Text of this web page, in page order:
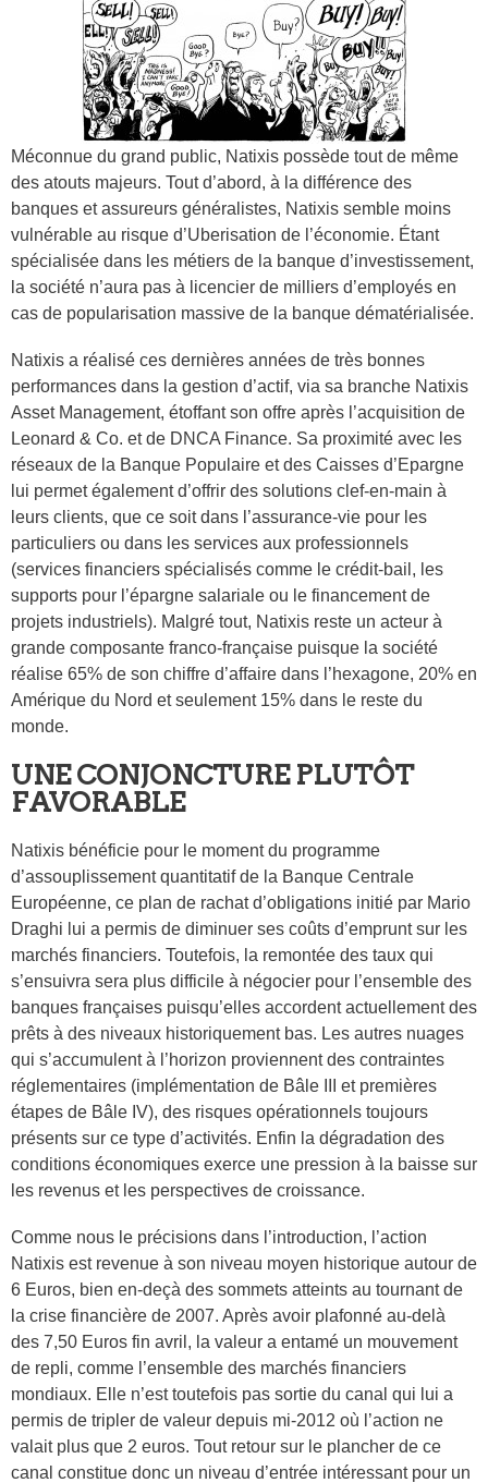
Méconnue du grand public, Natixis possède tout de même
des atouts majeurs. Tout d’abord, à la différence des
banques et assureurs généralistes, Natixis semble moins
vulnérable au risque d’Uberisation de l’économie. Étant
spécialisée dans les métiers de la banque d’investissement,
la société n’aura pas à licencier de milliers d’employés en
cas de popularisation massive de la banque dématérialisée.
Natixis a réalisé ces dernières années de très bonnes
performances dans la gestion d’actif, via sa branche Natixis
Asset Management, étoffant son offre après l’acquisition de
Leonard & Co. et de DNCA Finance. Sa proximité avec les
réseaux de la Banque Populaire et des Caisses d’Epargne
lui permet également d’offrir des solutions clef-en-main à
leurs clients, que ce soit dans l’assurance-vie pour les
particuliers ou dans les services aux professionnels
(services financiers spécialisés comme le crédit-bail, les
supports pour l’épargne salariale ou le financement de
projets industriels). Malgré tout, Natixis reste un acteur à
grande composante franco-française puisque la société
réalise 65% de son chiffre d’affaire dans l’hexagone, 20% en
Amérique du Nord et seulement 15% dans le reste du
monde.
UNE CONJONCTURE PLUTÔT
FAVORABLE
Natixis bénéficie pour le moment du programme
d’assouplissement quantitatif de la Banque Centrale
Européenne, ce plan de rachat d’obligations initié par Mario
Draghi lui a permis de diminuer ses coûts d’emprunt sur les
marchés financiers. Toutefois, la remontée des taux qui
s’ensuivra sera plus difficile à négocier pour l’ensemble des
banques françaises puisqu’elles accordent actuellement des
prêts à des niveaux historiquement bas. Les autres nuages
qui s’accumulent à l’horizon proviennent des contraintes
réglementaires (implémentation de Bâle III et premières
étapes de Bâle IV), des risques opérationnels toujours
présents sur ce type d’activités. Enfin la dégradation des
conditions économiques exerce une pression à la baisse sur
les revenus et les perspectives de croissance.
Comme nous le précisions dans l’introduction, l’action
Natixis est revenue à son niveau moyen historique autour de
6 Euros, bien en-deçà des sommets atteints au tournant de
la crise financière de 2007. Après avoir plafonné au-delà
des 7,50 Euros fin avril, la valeur a entamé un mouvement
de repli, comme l’ensemble des marchés financiers
mondiaux. Elle n’est toutefois pas sortie du canal qui lui a
permis de tripler de valeur depuis mi-2012 où l’action ne
valait plus que 2 euros. Tout retour sur le plancher de ce
canal constitue donc un niveau d’entrée intéressant pour un